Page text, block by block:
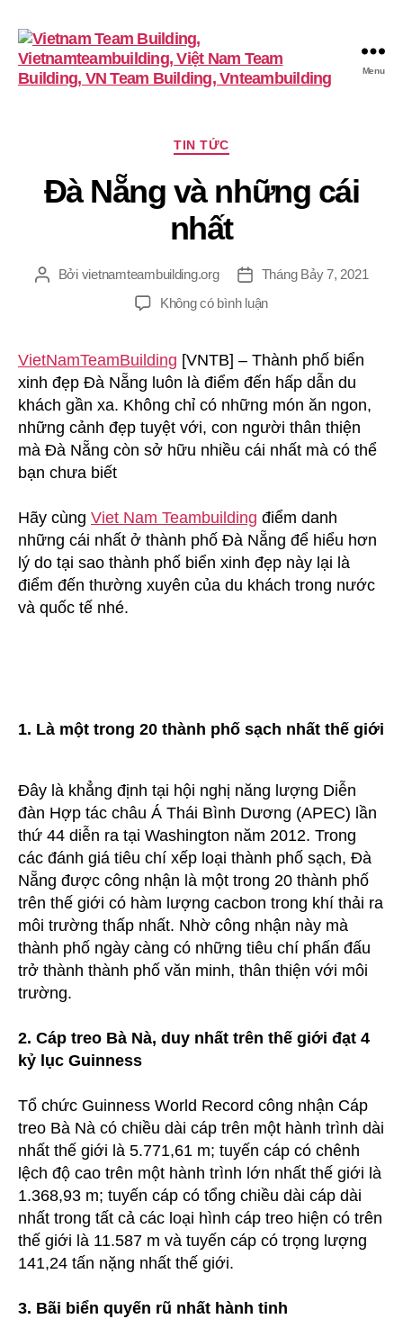
VietnamTeambuilding
Menu
Chuyên
TIN TỨC
Đà Nẵng và những cái
nhất
TácBởi vietnamteambuilding.org
Ngày
đăng
Tháng Bảy 7, 2021
Không có bình luậnở
và
những
cái
nhất
VietNamTeamBuilding [VNTB] – Thành phố biển
xinh đẹp Đà Nẵng luôn là điểm đến hấp dẫn du
khách gần xa. Không chỉ có những món ăn ngon,
những cảnh đẹp tuyệt với, con người thân thiện
mà Đà Nẵng còn sở hữu nhiều cái nhất mà có thể
bạn chưa biết
Hãy cùng Viet Nam Teambuilding điểm danh
những cái nhất ở thành phố Đà Nẵng để hiểu hơn
lý do tại sao thành phố biển xinh đẹp này lại là
điểm đến thường xuyên của du khách trong nước
và quốc tế nhé.
1. Là một trong 20 thành phố sạch nhất thế giới
Đây là khẳng định tại hội nghị năng lượng Diễn
đàn Hợp tác châu Á Thái Bình Dương (APEC) lần
thứ 44 diễn ra tại Washington năm 2012. Trong
các đánh giá tiêu chí xếp loại thành phố sạch, Đà
Nẵng được công nhận là một trong 20 thành phố
trên thế giới có hàm lượng cacbon trong khí thải ra
môi trường thấp nhất. Nhờ công nhận này mà
thành phố ngày càng có những tiêu chí phấn đấu
trở thành thành phố văn minh, thân thiện với môi
trường.
2. Cáp treo Bà Nà, duy nhất trên thế giới đạt 4
kỷ lục Guinness
Tổ chức Guinness World Record công nhận Cáp
treo Bà Nà có chiều dài cáp trên một hành trình dài
nhất thế giới là 5.771,61 m; tuyến cáp có chênh
lệch độ cao trên một hành trình lớn nhất thế giới là
1.368,93 m; tuyến cáp có tổng chiều dài cáp dài
nhất trong tất cả các loại hình cáp treo hiện có trên
thế giới là 11.587 m và tuyến cáp có trọng lượng
141,24 tấn nặng nhất thế giới.
3. Bãi biển quyến rũ nhất hành tinh